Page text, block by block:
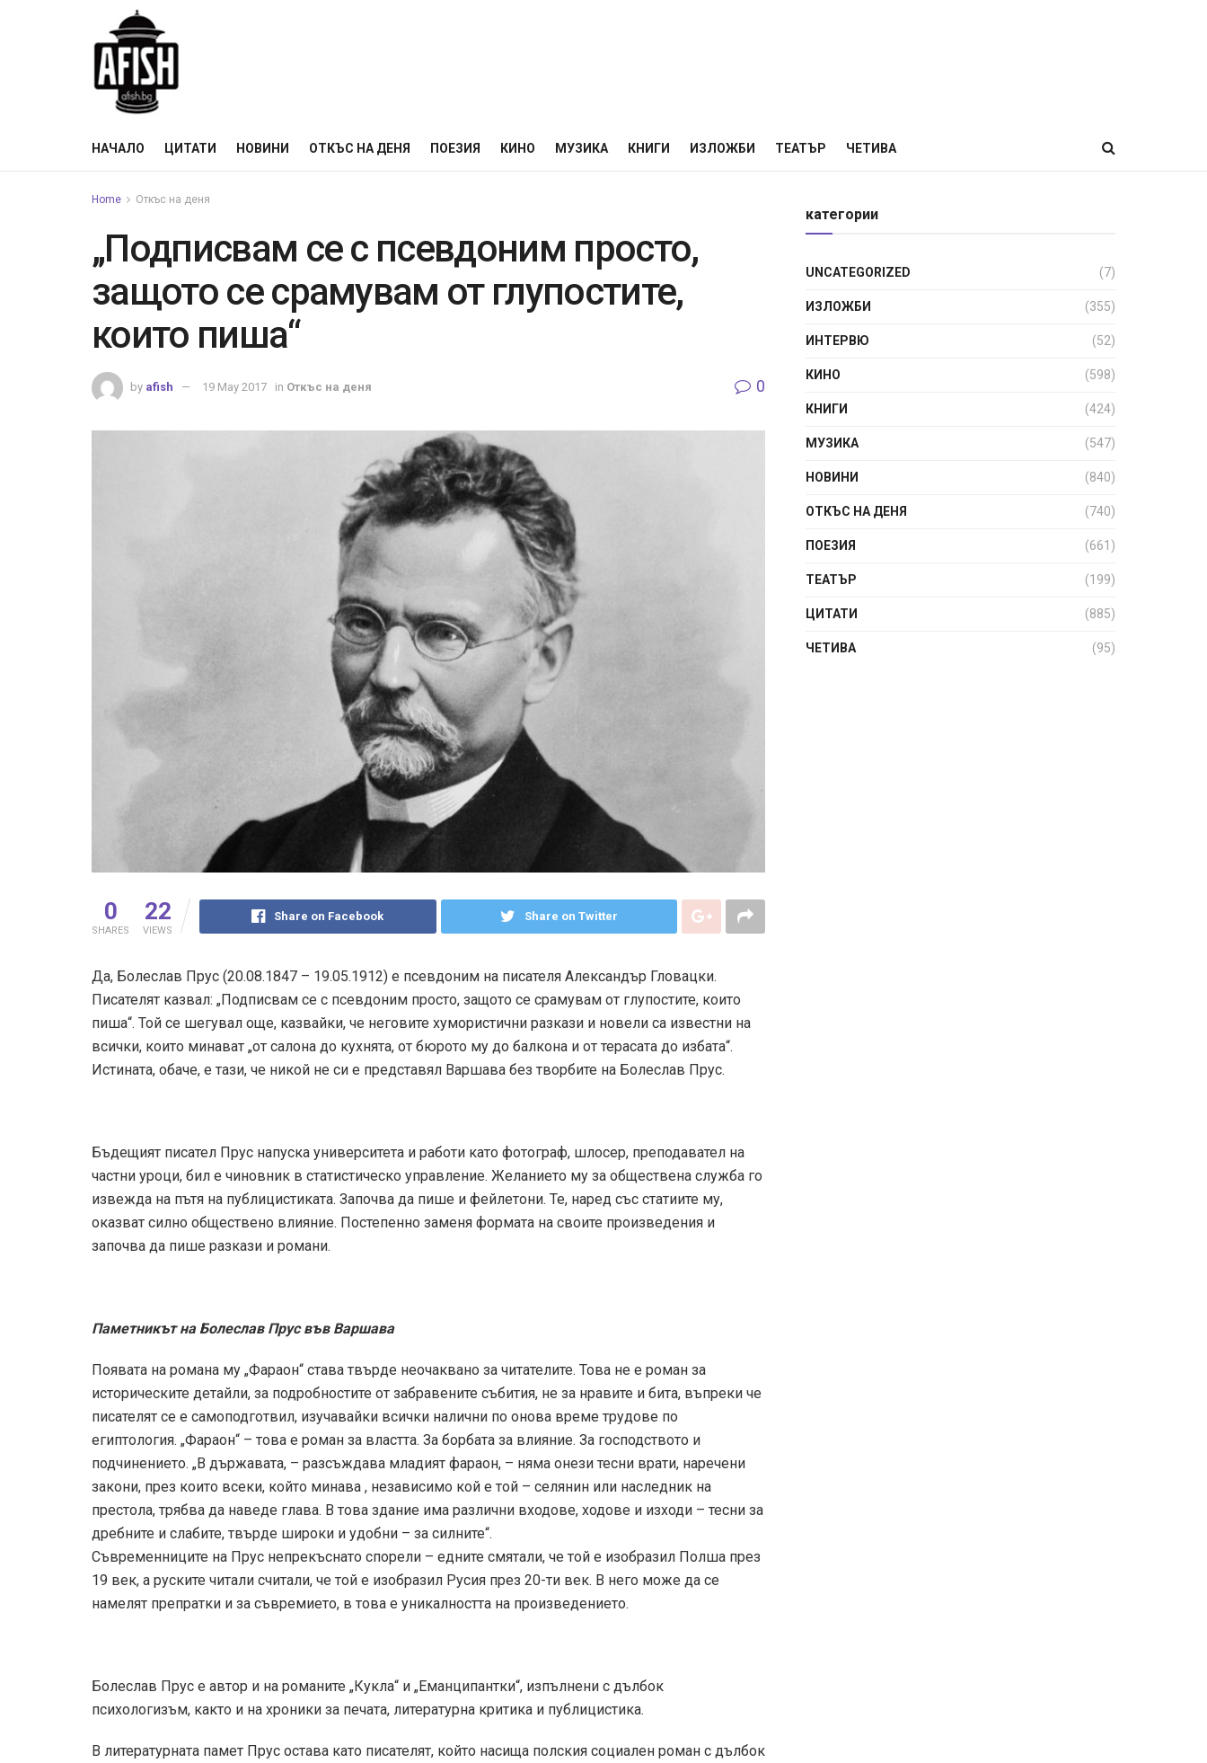
НАЧАЛО ЦИТАТИ НОВИНИ ОТКЪС НА ДЕНЯ ПОЕЗИЯ КИНО МУЗИКА КНИГИ ИЗЛОЖБИ ТЕАТЪР ЧЕТИВА
Home Откъс на деня
„Подписвам се с псевдоним просто,
защото се срамувам от глупостите,
които пиша“
by afish 19 May 2017 in Откъс на деня 0
0
SHARES
22
VIEWS
Share on Facebook Share on Twitter
Да, Болеслав Прус (20.08.1847 – 19.05.1912) е псевдоним на писателя Александър Гловацки.
Писателят казвал: „Подписвам се с псевдоним просто, защото се срамувам от глупостите, които
пиша“. Той се шегувал още, казвайки, че неговите хумористични разкази и новели са известни на
всички, които минават „от салона до кухнята, от бюрото му до балкона и от терасата до избата“.
Истината, обаче, е тази, че никой не си е представял Варшава без творбите на Болеслав Прус.
Бъдещият писател Прус напуска университета и работи като фотограф, шлосер, преподавател на
частни уроци, бил е чиновник в статистическо управление. Желанието му за обществена служба го
извежда на пътя на публицистиката. Започва да пише и фейлетони. Те, наред със статиите му,
оказват силно обществено влияние. Постепенно заменя формата на своите произведения и
започва да пише разкази и романи.
Паметникът на Болеслав Прус във Варшава
Появата на романа му „Фараон“ става твърде неочаквано за читателите. Това не е роман за
историческите детайли, за подробностите от забравените събития, не за нравите и бита, въпреки че
писателят се е самоподготвил, изучавайки всички налични по онова време трудове по
египтология. „Фараон“ – това е роман за властта. За борбата за влияние. За господството и
подчинението. „В държавата, – разсъждава младият фараон, – няма онези тесни врати, наречени
закони, през които всеки, който минава , независимо кой е той – селянин или наследник на
престола, трябва да наведе глава. В това здание има различни входове, ходове и изходи – тесни за
дребните и слабите, твърде широки и удобни – за силните“.
Съвременниците на Прус непрекъснато спорели – едните смятали, че той е изобразил Полша през
19 век, а руските читали считали, че той е изобразил Русия през 20-ти век. В него може да се
намелят препратки и за съвремието, в това е уникалността на произведението.
Болеслав Прус е автор и на романите „Кукла“ и „Еманципантки“, изпълнени с дълбок
психологизъм, както и на хроники за печата, литературна критика и публицистика.
В литературната памет Прус остава като писателят, който насища полския социален роман с дълбок
категории
UNCATEGORIZED (7)
ИЗЛОЖБИ (355)
ИНТЕРВЮ (52)
КИНО (598)
КНИГИ (424)
МУЗИКА (547)
НОВИНИ (840)
ОТКЪС НА ДЕНЯ (740)
ПОЕЗИЯ (661)
ТЕАТЪР (199)
ЦИТАТИ (885)
ЧЕТИВА (95)